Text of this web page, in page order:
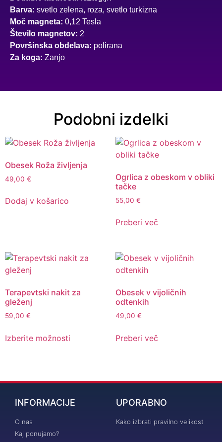
Barva: svetlo zelena, roza, svetlo turkizna
Moč magneta: 0,12 Tesla
Število magnetov: 2
Površinska obdelava: polirana
Za koga: Zanjo
Podobni izdelki
Obesek Roža življenja
49,00 €
Dodaj v košarico
Ogrlica z obeskom v obliki
tačke
55,00 €
Preberi več
Terapevtski nakit za
gleženj
59,00 €
Izberite možnosti
Obesek v vijoličnih
odtenkih
49,00 €
Preberi več
INFORMACIJE
O nas
Kaj ponujamo?
UPORABNO
Kako izbrati pravilno velikost